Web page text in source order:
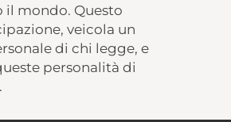
il mondo. Questo
veicola un
di chi legge, e
personalità di